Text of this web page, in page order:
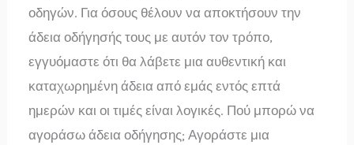
οδηγών. Για όσους θέλουν να αποκτήσουν την
άδεια οδήγησής τους με αυτόν τον τρόπο,
εγγυόμαστε ότι θα λάβετε μια αυθεντική και
καταχωρημένη άδεια από εμάς εντός επτά
ημερών και οι τιμές είναι λογικές. Πού μπορώ να
αγοράσω άδεια οδήγησης; Αγοράστε μια